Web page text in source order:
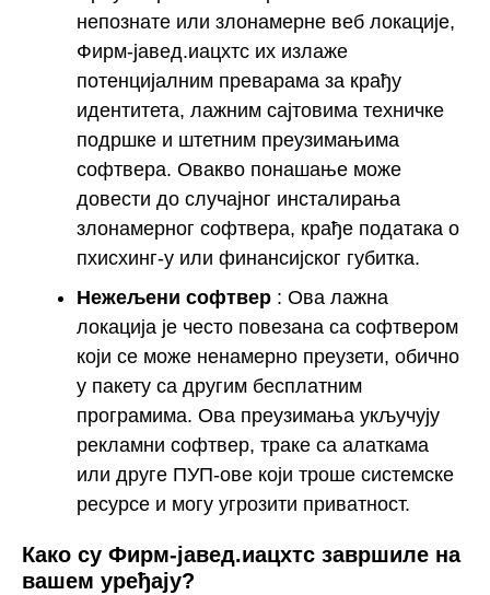
непознате или злонамерне веб локације,
Фирм-јавед.иацхтс их излаже
потенцијалним преварама за крађу
идентитета, лажним сајтовима техничке
подршке и штетним преузимањима
софтвера. Овакво понашање може
довести до случајног инсталирања
злонамерног софтвера, крађе података о
пхисхинг-у или финансијског губитка.
Нежељени софтвер : Ова лажна
локација је често повезана са софтвером
који се може ненамерно преузети, обично
у пакету са другим бесплатним
програмима. Ова преузимања укључују
рекламни софтвер, траке са алаткама
или друге ПУП-ове који троше системске
ресурсе и могу угрозити приватност.
Како су Фирм-јавед.иацхтс завршиле на
вашем уређају?